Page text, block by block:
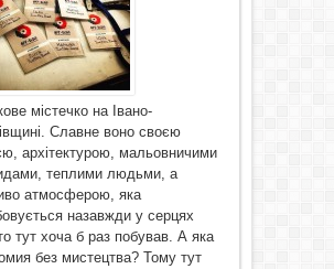
містечко на Івано-
Славне воно своєю
архітектурою, мальовничими
теплими людьми, а
атмосферою, яка
назавжди у серцях
тут хоча б раз побував. А яка
без мистецтва? Тому тут